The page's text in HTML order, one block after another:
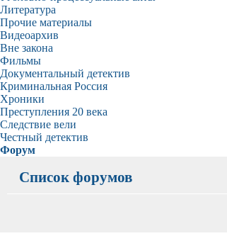
Литература
Прочие материалы
Видеоархив
Вне закона
Фильмы
Документальный детектив
Криминальная Россия
Хроники
Преступления 20 века
Следствие вели
Честный детектив
Форум
Список форумов